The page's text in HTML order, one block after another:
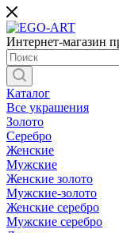
Интернет-магазин
Каталог
Все украшения
Золото
Серебро
Женские
Мужские
Женские золото
Мужские-золото
Женские серебро
Мужские серебро